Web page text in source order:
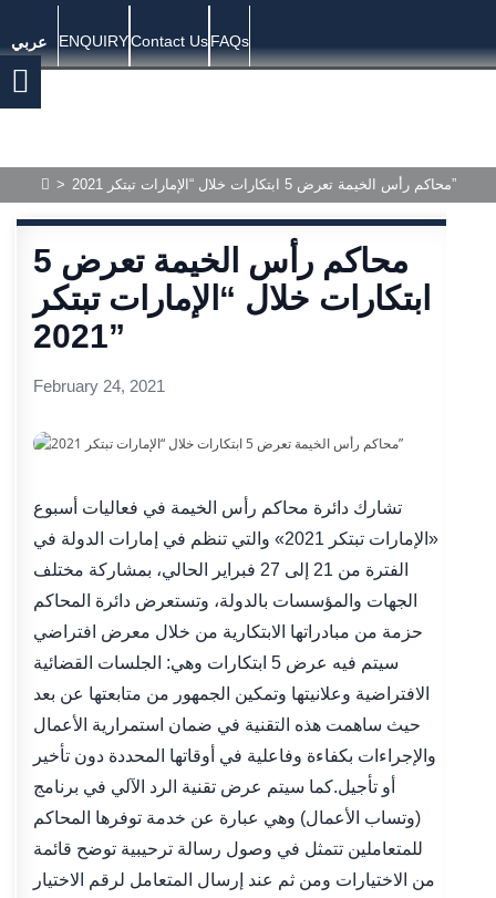
عربي ENQUIRYContact UsFAQs
> محاكم رأس الخيمة تعرض 5 ابتكارات خلال “الإمارات تبتكر 2021”
محاكم رأس الخيمة تعرض 5
ابتكارات خلال “الإمارات تبتكر
2021”
February 24, 2021
تشارك دائرة محاكم رأس الخيمة في فعاليات أسبوع
«الإمارات تبتكر 2021» والتي تنظم في إمارات الدولة في
الفترة من 21 إلى 27 فبراير الحالي، بمشاركة مختلف
الجهات والمؤسسات بالدولة، وتستعرض دائرة المحاكم
حزمة من مبادراتها الابتكارية من خلال معرض افتراضي
سيتم فيه عرض 5 ابتكارات وهي: الجلسات القضائية
الافتراضية وعلانيتها وتمكين الجمهور من متابعتها عن بعد
حيث ساهمت هذه التقنية في ضمان استمرارية الأعمال
والإجراءات بكفاءة وفاعلية في أوقاتها المحددة دون تأخير
أو تأجيل.كما سيتم عرض تقنية الرد الآلي في برنامج
(وتساب الأعمال) وهي عبارة عن خدمة توفرها المحاكم
للمتعاملين تتمثل في وصول رسالة ترحيبية توضح قائمة
من الاختيارات ومن ثم عند إرسال المتعامل لرقم الاختيار